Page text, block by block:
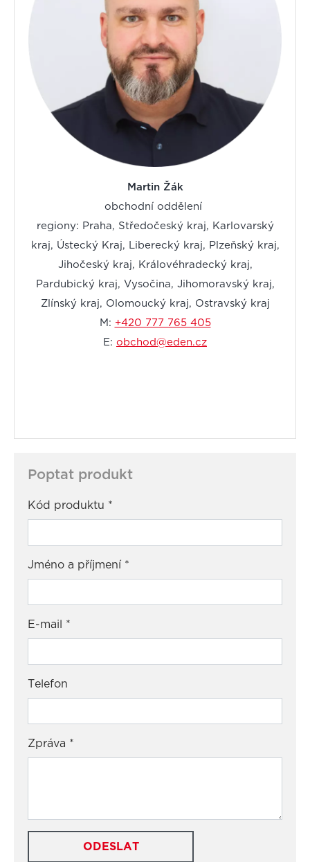
Martin Žák
obchodní oddělení
regiony: Praha, Středočeský kraj, Karlovarský
kraj, Ústecký Kraj, Liberecký kraj, Plzeňský kraj,
Jihočeský kraj, Královéhradecký kraj,
Pardubický kraj, Vysočina, Jihomoravský kraj,
Zlínský kraj, Olomoucký kraj, Ostravský kraj
M: +420 777 765 405
E: obchod@eden.cz
Poptat produkt
Kód produktu *
Jméno a příjmení *
E-mail *
Telefon
Zpráva *
ODESLAT